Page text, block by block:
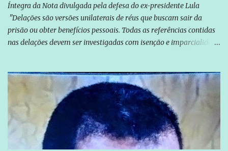
Íntegra da Nota divulgada pela defesa do ex-presidente Lula
"Delações são versões unilaterais de réus que buscam sair da
prisão ou obter benefícios pessoais. Todas as referências contidas
nas delações devem ser investigadas com isenção e imparcialidade
Globo manteve com o Grupo Odebrecht, citada na delação de
Emílio Odebrecht. Lula sempre atuou para promover o Brasil no
exterior, e não para promover determinadas empresas ou
empresários" Assina a nota o advogado Cristiano Zanin Martins